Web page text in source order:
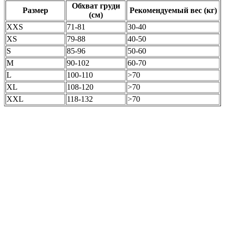
Размер
Обхват груди
(см)
Рекомендуемый вес (кг)
XXS
71-81
30-40
XS
79-88
40-50
S
85-96
50-60
M
90-102
60-70
L
100-110
>70
XL
108-120
>70
XXL
118-132 >70